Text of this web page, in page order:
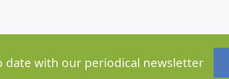
date with our periodical newsletter